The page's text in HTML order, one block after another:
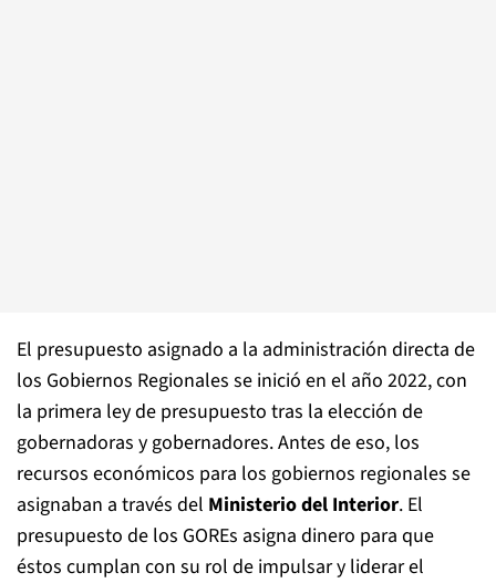
El presupuesto asignado a la administración directa de
los Gobiernos Regionales se inició en el año 2022, con
la primera ley de presupuesto tras la elección de
gobernadoras y gobernadores. Antes de eso, los
recursos económicos para los gobiernos regionales se
asignaban a través del Ministerio del Interior. El
presupuesto de los GOREs asigna dinero para que
éstos cumplan con su rol de impulsar y liderar el